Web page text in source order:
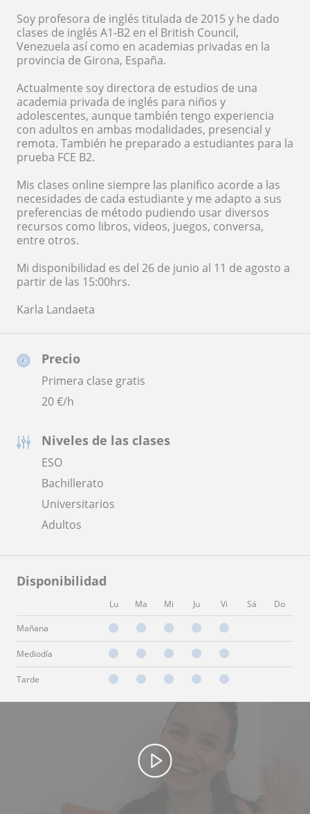
Precio
Primera clase gratis
20€/h
Niveles de las clases
ESO
Bachillerato
Universitarios
Adultos
Disponibilidad
Lu Ma Mi Ju Vi Sá Do
Mañana
Mediodía
Tarde
Soy profesora de inglés titulada de 2015 y he dado
clases de inglés A1-B2 en el British Council,
Venezuela así como en academias privadas en la
provincia de Girona, España.
Actualmente soy directora de estudios de una
academia privada de inglés para niños y
adolescentes, aunque también tengo experiencia
con adultos en ambas modalidades, presencial y
remota. También he preparado a estudiantes para la
prueba FCE B2.
Mis clases online siempre las planifico acorde a las
necesidades de cada estudiante y me adapto a sus
preferencias de método pudiendo usar diversos
recursos como libros, videos, juegos, conversa,
entre otros.
Mi disponibilidad es del 26 de junio al 11 de agosto a
partir de las 15:00hrs.
Karla Landaeta